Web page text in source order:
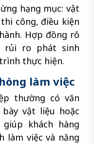
hạng mục: vật
công, điều kiện
Hợp đồng rõ
rủi ro phát sinh
thực hiện.
làm việc
thường có văn
vật liệu hoặc
khách hàng
làm việc và năng